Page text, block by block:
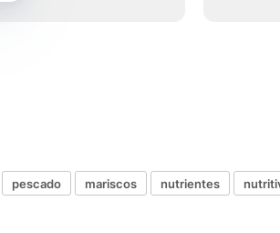
pescado mariscos nutrientes